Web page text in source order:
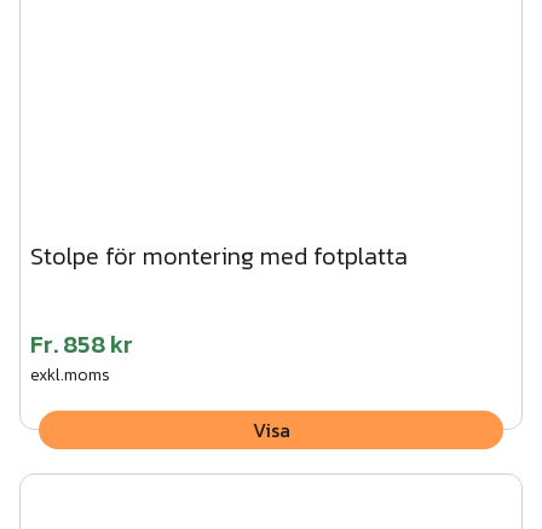
Stolpe för montering med fotplatta
Fr.858 kr
exkl.moms
Visa